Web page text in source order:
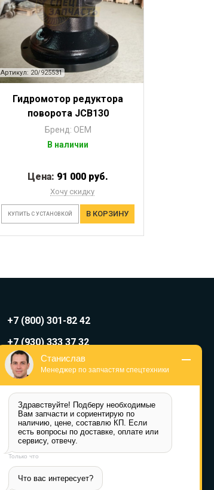
Артикул: 20/925531
Гидромотор редуктора
поворота JСB130
Бренд: OEM
В наличии
Цена: 91 000 руб.
Хочу скидку
КУПИТЬ С УСТАНОВКОЙ В КОРЗИНУ
+7 (800) 301-82 42
+7 (930) 333 37 32
zakaz@reduktor40.ru
reductor-40@mail.ru
reduktora40@mail.ru
119361, г. Москва, пер 2-Й
Очаковский, дом 7, офис помещ.
Другие города
Станислав
Менеджер по запчастям спецтехники
Здравствуйте! Подберу необходимые
Вам запчасти и сориентирую по
наличию, цене, составлю КП. Если
есть вопросы по доставке, оплате или
сервису, отвечу.
Только что
Что вас интересует?